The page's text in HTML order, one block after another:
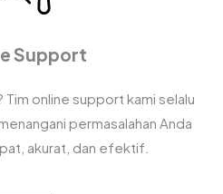
Support
Tim online support kami selalu
permasalahan Anda
akurat, dan efektif.